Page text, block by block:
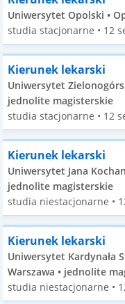
Uniwersytet Opolski •
studia stacjonarne • 12
Kierunek lekarski
Uniwersytet
jednolite magisterskie
studia stacjonarne • 12
Kierunek lekarski
Uniwersytet Jana
jednolite magisterskie
studia niestacjonarne •
Kierunek lekarski
Uniwersytet Kardynała
Warszawa • jednolite
studia niestacjonarne •